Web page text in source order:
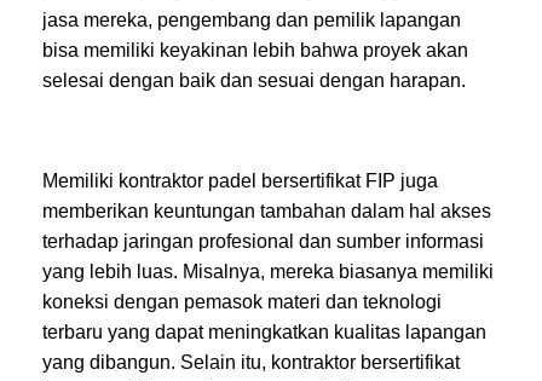
jasa mereka, pengembang dan pemilik lapangan
bisa memiliki keyakinan lebih bahwa proyek akan
selesai dengan baik dan sesuai dengan harapan.
Memiliki kontraktor padel bersertifikat FIP juga
memberikan keuntungan tambahan dalam hal akses
terhadap jaringan profesional dan sumber informasi
yang lebih luas. Misalnya, mereka biasanya memiliki
koneksi dengan pemasok materi dan teknologi
terbaru yang dapat meningkatkan kualitas lapangan
yang dibangun. Selain itu, kontraktor bersertifikat